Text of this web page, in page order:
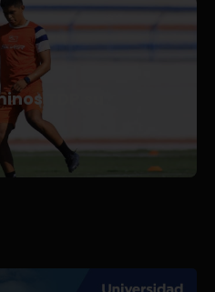
TDP su